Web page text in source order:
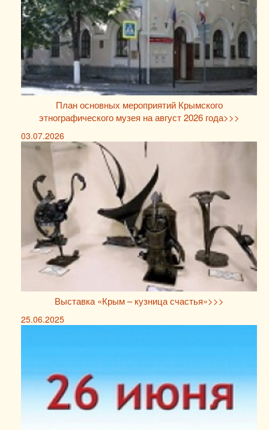
План основных мероприятий Крымского
этнографического музея на август 2026 года>>>
03.07.2026
Выставка «Крым – кузница счастья»>>>
25.06.2025